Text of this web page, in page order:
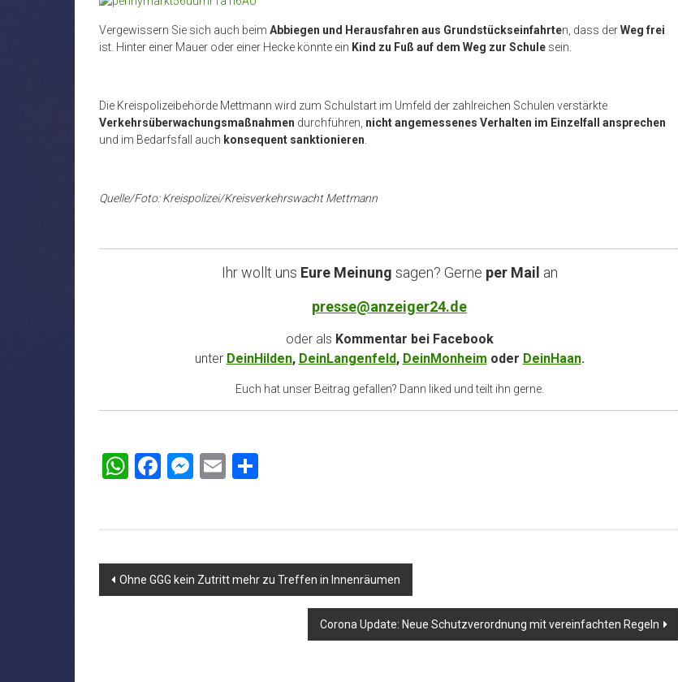
Vergewissern Sie sich auch beim Abbiegen und Herausfahren aus Grundstückseinfahrten, dass derWeg frei
ist. Hinter einer Mauer oder einer Hecke könnte ein Kind zu Fuß auf dem Weg zur Schule sein.
Die Kreispolizeibehörde Mettmann wird zum Schulstart im Umfeld der zahlreichen Schulen verstärkte
Verkehrsüberwachungsmaßnahmen durchführen, nicht angemessenes Verhalten im Einzelfall ansprechen
und im Bedarfsfall auch konsequent sanktionieren
Quelle/Foto: Kreispolizei/Kreisverkehrswacht Mettmann
Ihr wollt uns Eure Meinung sagen? Gerne per Mail an
presse@anzeiger24.de
oder als Kommentar bei Facebook
unter DeinHilden, DeinLangenfeld, DeinMonheim oder DeinHaan.
Euch hat unser Beitrag gefallen? Dann liked und teilt ihn gerne.
WhatsApp
Facebook
Messenger
Email
Beitragsnavigation
Ohne GGG kein Zutritt mehr zu Treffen in Innenräumen
Corona Update: Neue Schutzverordnung mit vereinfachten Regeln